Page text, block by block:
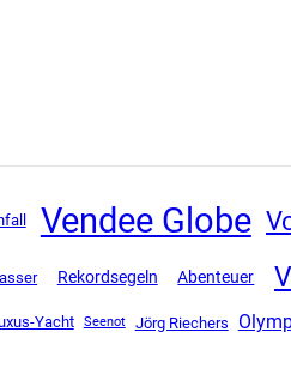
Vendee Globe
Rekordsegeln Abenteuer
Yacht Seenot Jörg Riechers